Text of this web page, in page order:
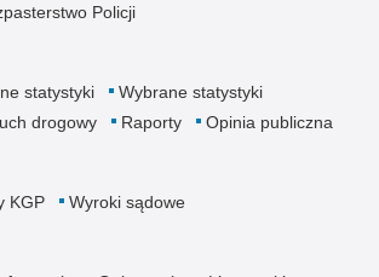
Policji
statystyki
Wybrane statystyki
drogowy Raporty Opinia publiczna
KGP Wyroki sądowe